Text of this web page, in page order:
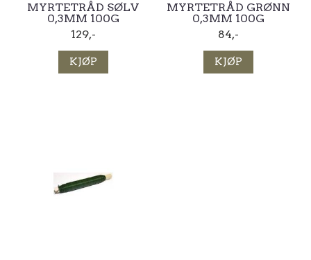
MYRTETRÅD SØLV
0,3MM 100G
129,-
KJØP
MYRTETRÅD GRØNN
0,3MM 100G
84,-
KJØP